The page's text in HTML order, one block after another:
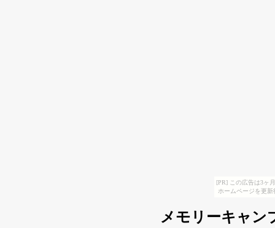
[PR] この広告は3ヶ
ホームページを更
メモリーキャン